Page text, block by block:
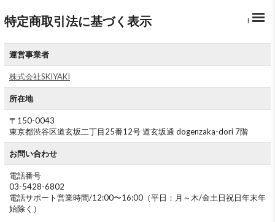
特定商取引法に基づく表示 BACK
運営事業者
株式会社SKIYAKI
所在地
〒150-0043
東京都渋谷区道玄坂二丁目25番12号 道玄坂通 dogenzaka-dori 7階
お問い合わせ
電話番号
03-5428-6802
電話サポート営業時間/12:00〜16:00（平日：月～木/金土日祝日年末年
始除く）